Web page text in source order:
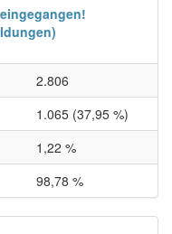
2.806
1.065 (37,95 %)
1,22 %
98,78 %